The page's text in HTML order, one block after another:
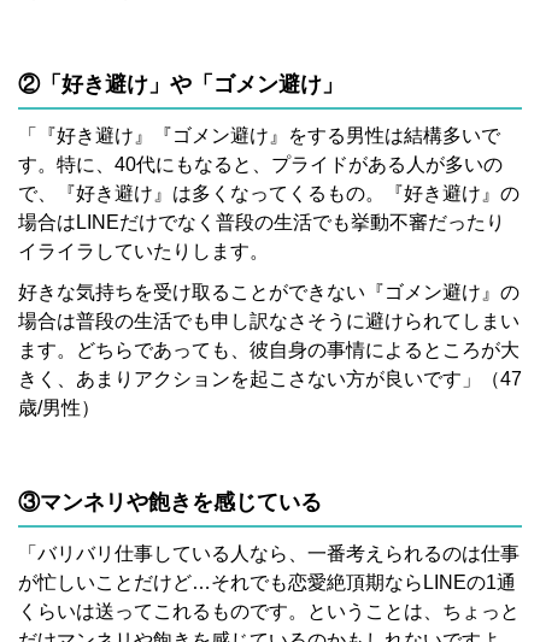
②「好き避け」や「ゴメン避け」
「『好き避け』『ゴメン避け』をする男性は結構多いで
す。特に、40代にもなると、プライドがある人が多いの
で、『好き避け』は多くなってくるもの。『好き避け』の
場合はLINEだけでなく普段の生活でも挙動不審だったり
イライラしていたりします。
好きな気持ちを受け取ることができない『ゴメン避け』の
場合は普段の生活でも申し訳なさそうに避けられてしまい
ます。どちらであっても、彼自身の事情によるところが大
きく、あまりアクションを起こさない方が良いです」（47
歳/男性）
③マンネリや飽きを感じている
「バリバリ仕事している人なら、一番考えられるのは仕事
が忙しいことだけど…それでも恋愛絶頂期ならLINEの1通
くらいは送ってこれるものです。ということは、ちょっと